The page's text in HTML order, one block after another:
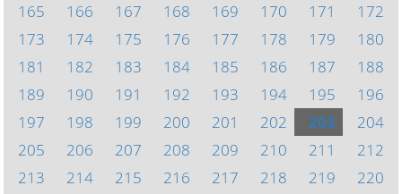
165
166 167 168 169 170 171
172
173
174 175 176 177 178 179
180
181
182 183 184 185 186 187
188
189
190 191 192 193 194 195
196
197
198 199 200 201 202 203
204
205
206 207 208 209 210 211
212
213
214 215 216 217 218 219
220